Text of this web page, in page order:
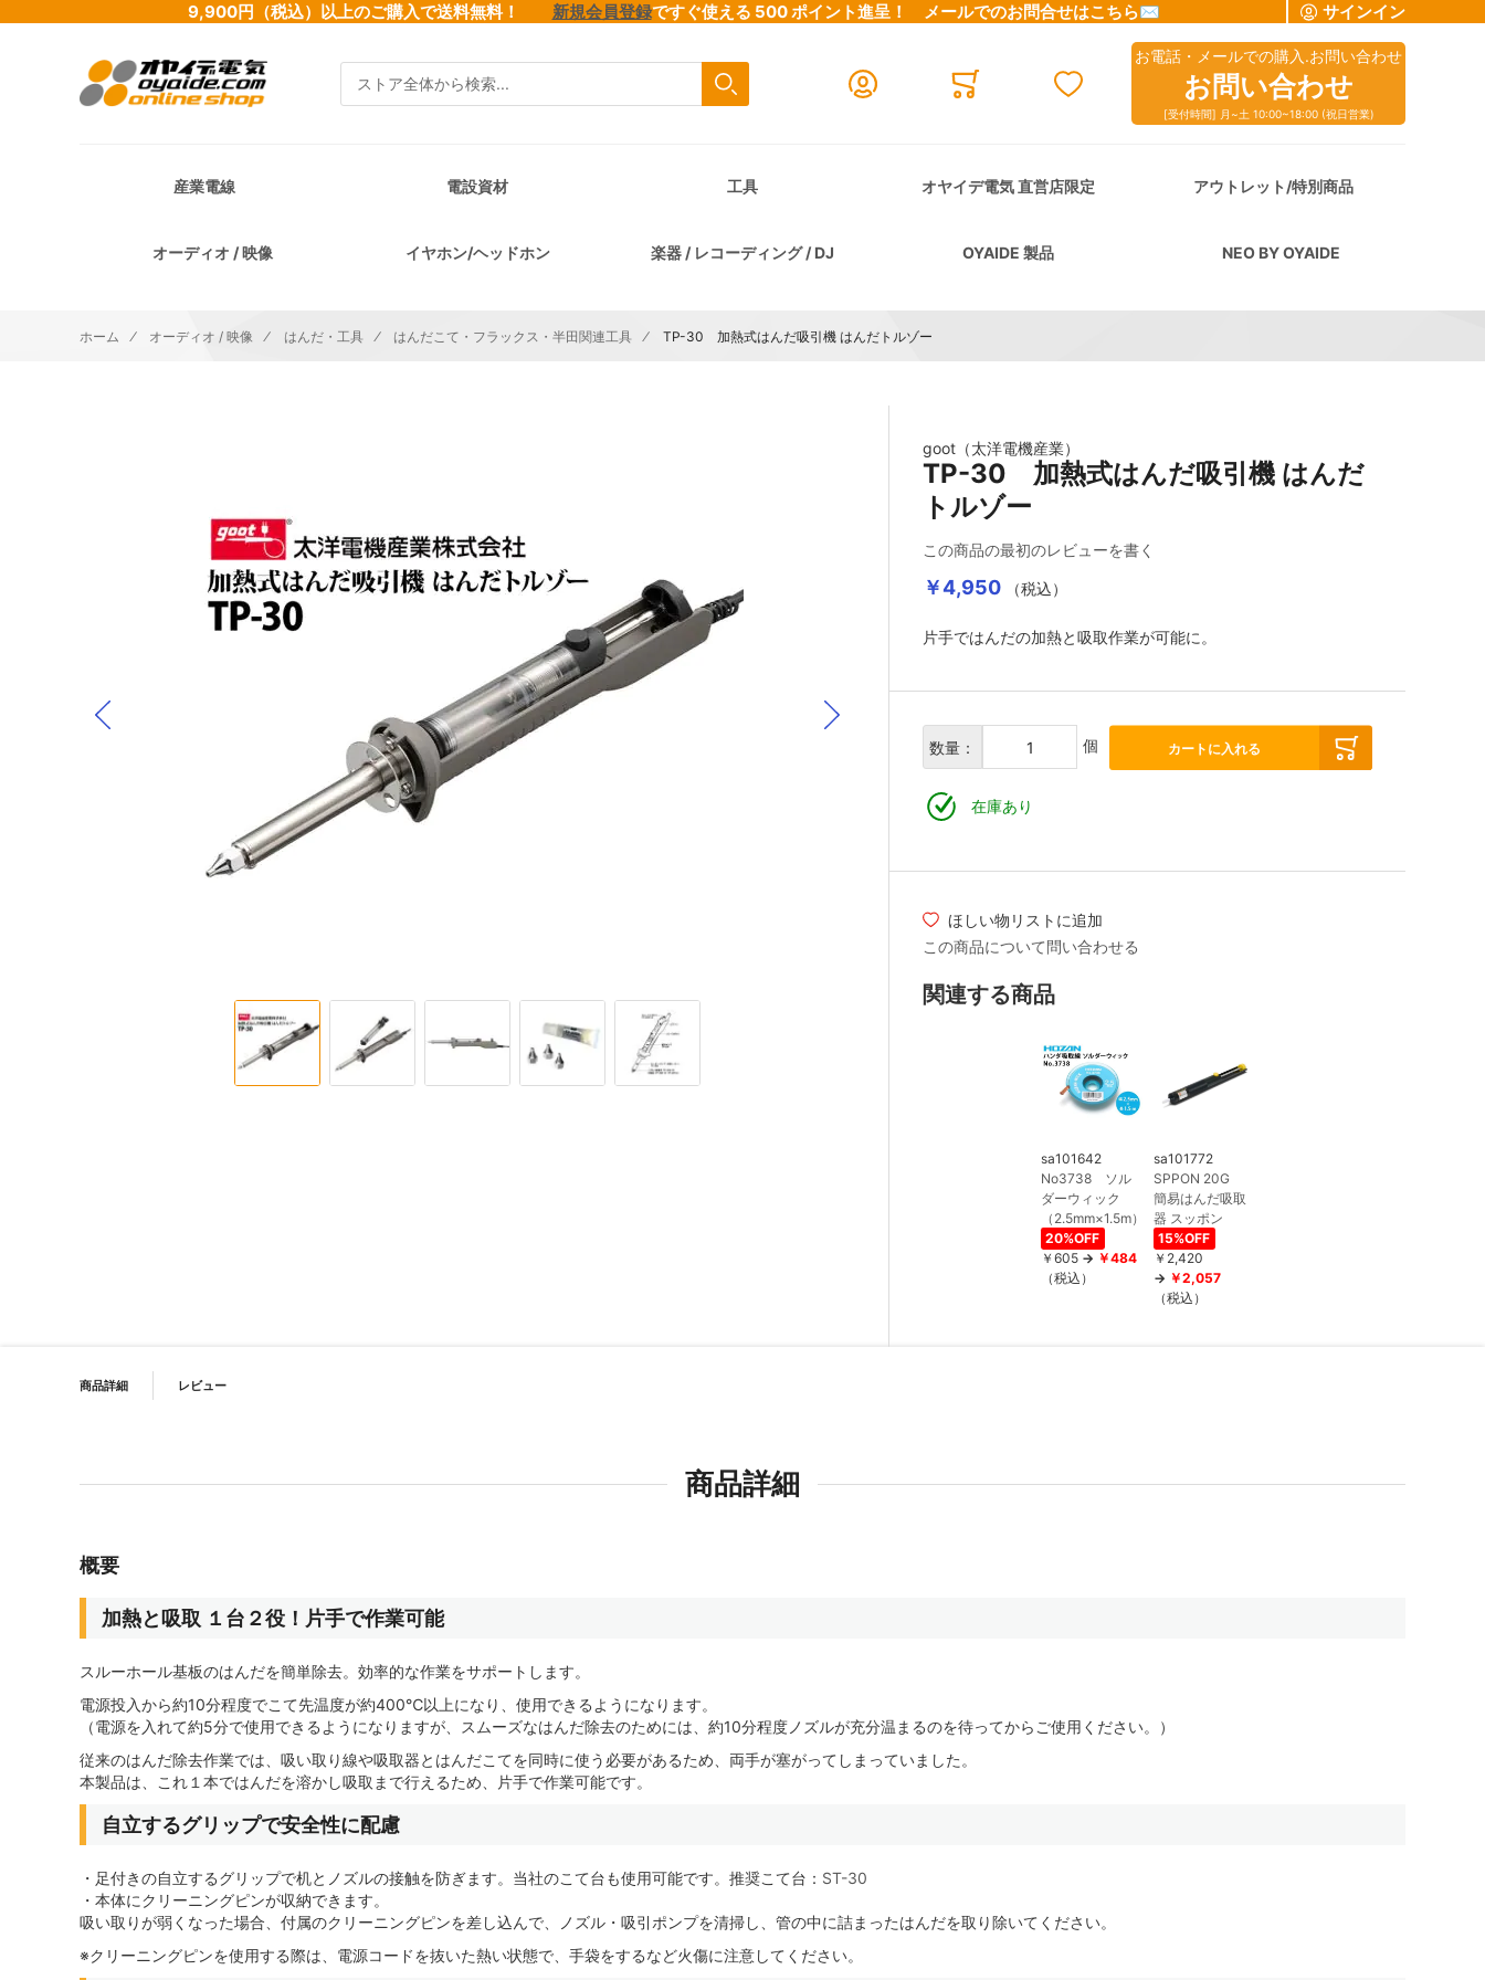
9,900円（税込）以上のご購入で送料無料！ 新規会員登録ですぐ使える 500 ポイント進呈！ メールでのお問合せはこちら✉ サインイン
検索
Close search
検索
お電話・メールでの購入.お問い合わせ
お問い合わせ
[受付時間] 月~土 10:00~18:00 (祝日営業)
産業電線 電設資材 工具 オヤイデ電気 直営店限定 アウトレット/特別商品
オーディオ / 映像 イヤホン/ヘッドホン 楽器 / レコーディング / DJ OYAIDE 製品 NEO BY OYAIDE
ホーム オーディオ / 映像 はんだ・工具 はんだこて・フラックス・半田関連工具 TP-30 加熱式はんだ吸引機 はんだトルゾー
goot（太洋電機産業）
TP-30 加熱式はんだ吸引機 はんだ
トルゾー
この商品の最初のレビューを書く
￥4,950 （税込）
片手ではんだの加熱と吸取作業が可能に。
数量： 個 カートに入れる
在庫あり
ほしい物リストに追加
この商品について問い合わせる
関連する商品
sa101642
No3738 ソル
ダーウィック
（2.5mm×1.5m）
20%OFF
￥605
￥484
（税込）
sa101772
SPPON 20G
簡易はんだ吸取
器 スッポン
15%OFF
￥2,420
￥2,057
（税込）
商品詳細 レビュー
商品詳細
概要
加熱と吸取 １台２役！片手で作業可能
スルーホール基板のはんだを簡単除去。効率的な作業をサポートします。
電源投入から約10分程度でこて先温度が約400℃以上になり、使用できるようになります。
（電源を入れて約5分で使用できるようになりますが、スムーズなはんだ除去のためには、 約10分程度ノズルが充分温まるのを待ってからご使用ください。）
従来のはんだ除去作業では、吸い取り線や吸取器とはんだこてを同時に使う必要があるため、両手が塞がってしまっていました。
本製品は、これ１本ではんだを溶かし吸取まで行えるため、片手で作業可能です。
自立するグリップで安全性に配慮
・足付きの自立するグリップで机とノズルの接触を防ぎます。当社のこて台も使用可能です。推奨こて台： ST-30
・本体にクリーニングピンが収納できます。
吸い取りが弱くなった場合、付属のクリーニングピンを差し込んで、ノズル・吸引ポンプを清掃し、管の中に詰まったはんだを取り除いてください。
※クリーニングピンを使用する際は、電源コードを抜いた熱い状態で、手袋をするなど火傷に注意してください。